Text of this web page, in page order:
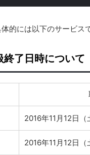
的には以下のサービスで
了日時について
2016年11月12日（
2016年11月12日（